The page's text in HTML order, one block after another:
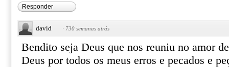
Responder
david · 730 semanas atrás
Bendito seja Deus que nos reuniu no amor
Deus por todos os meus erros e pecados e